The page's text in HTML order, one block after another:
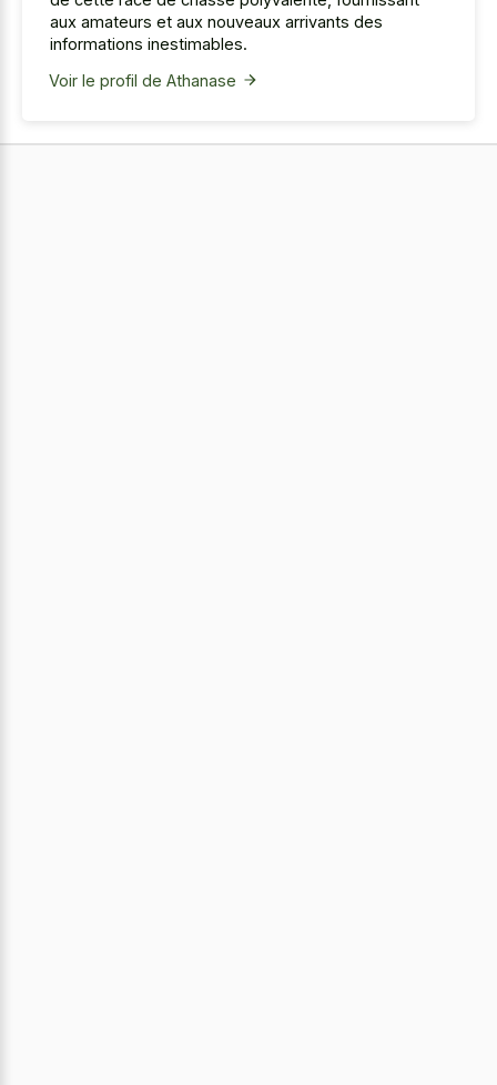
aux amateurs et aux nouveaux arrivants des
informations inestimables.
Voir le profil de Athanase